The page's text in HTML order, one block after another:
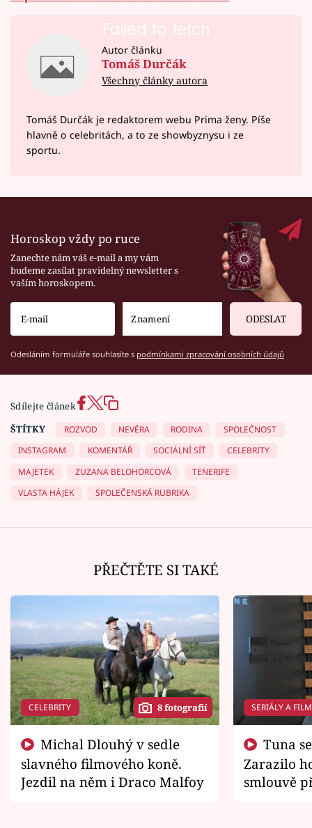
Failed to fetch
Autor článku
Tomáš Durčák
Všechny články autora
Tomáš Durčák je redaktorem webu Prima ženy. Píše
hlavně o celebritách, a to ze showbyznysu i ze
sportu.
Horoskop vždy po ruce
Zanechte nám váš e-mail a my vám
budeme zasílat pravidelný newsletter s
vaším horoskopem.
ODESLAT
Odesláním formuláře souhlasíte s podmínkami zpracování osobních údajů
Sdílejte článek
ŠTÍTKY
ROZVOD NEVĚRA RODINA
SPOLEČNOST
INSTAGRAM
KOMENTÁŘ SOCIÁLNÍ SÍŤ
CELEBRITY
MAJETEK
ZUZANA BELOHORCOVÁ
TENERIFE
VLASTA HÁJEK
SPOLEČENSKÁ RUBRIKA
PŘEČTĚTE SI TAKÉ
CELEBRITY 8 fotografií
slavného filmového koně.
Jezdil na něm i Draco Malfoy
SERIÁLY A
Zarazilo
smlouvě